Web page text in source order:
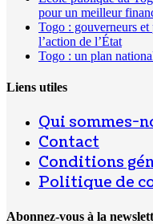
pour un meilleur
Togo : gouverneurs
l’action de l’État
Togo : un plan
Liens utiles
Qui sommes-
Contact
Conditions
Politique de
Abonnez-vous à la